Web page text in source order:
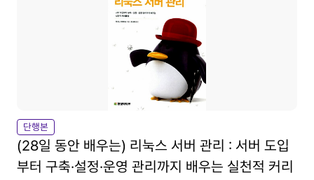
단행본
(28일 동안 배우는) 리눅스 서버 관리 : 서버 도입
부터 구축·설정·운영 관리까지 배우는 실천적 커리